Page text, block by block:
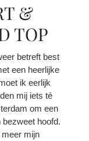
&
TOP
betreft best
een heerlijke
ik eerlijk
mij iets té
om een
hoofd.
meer mijn